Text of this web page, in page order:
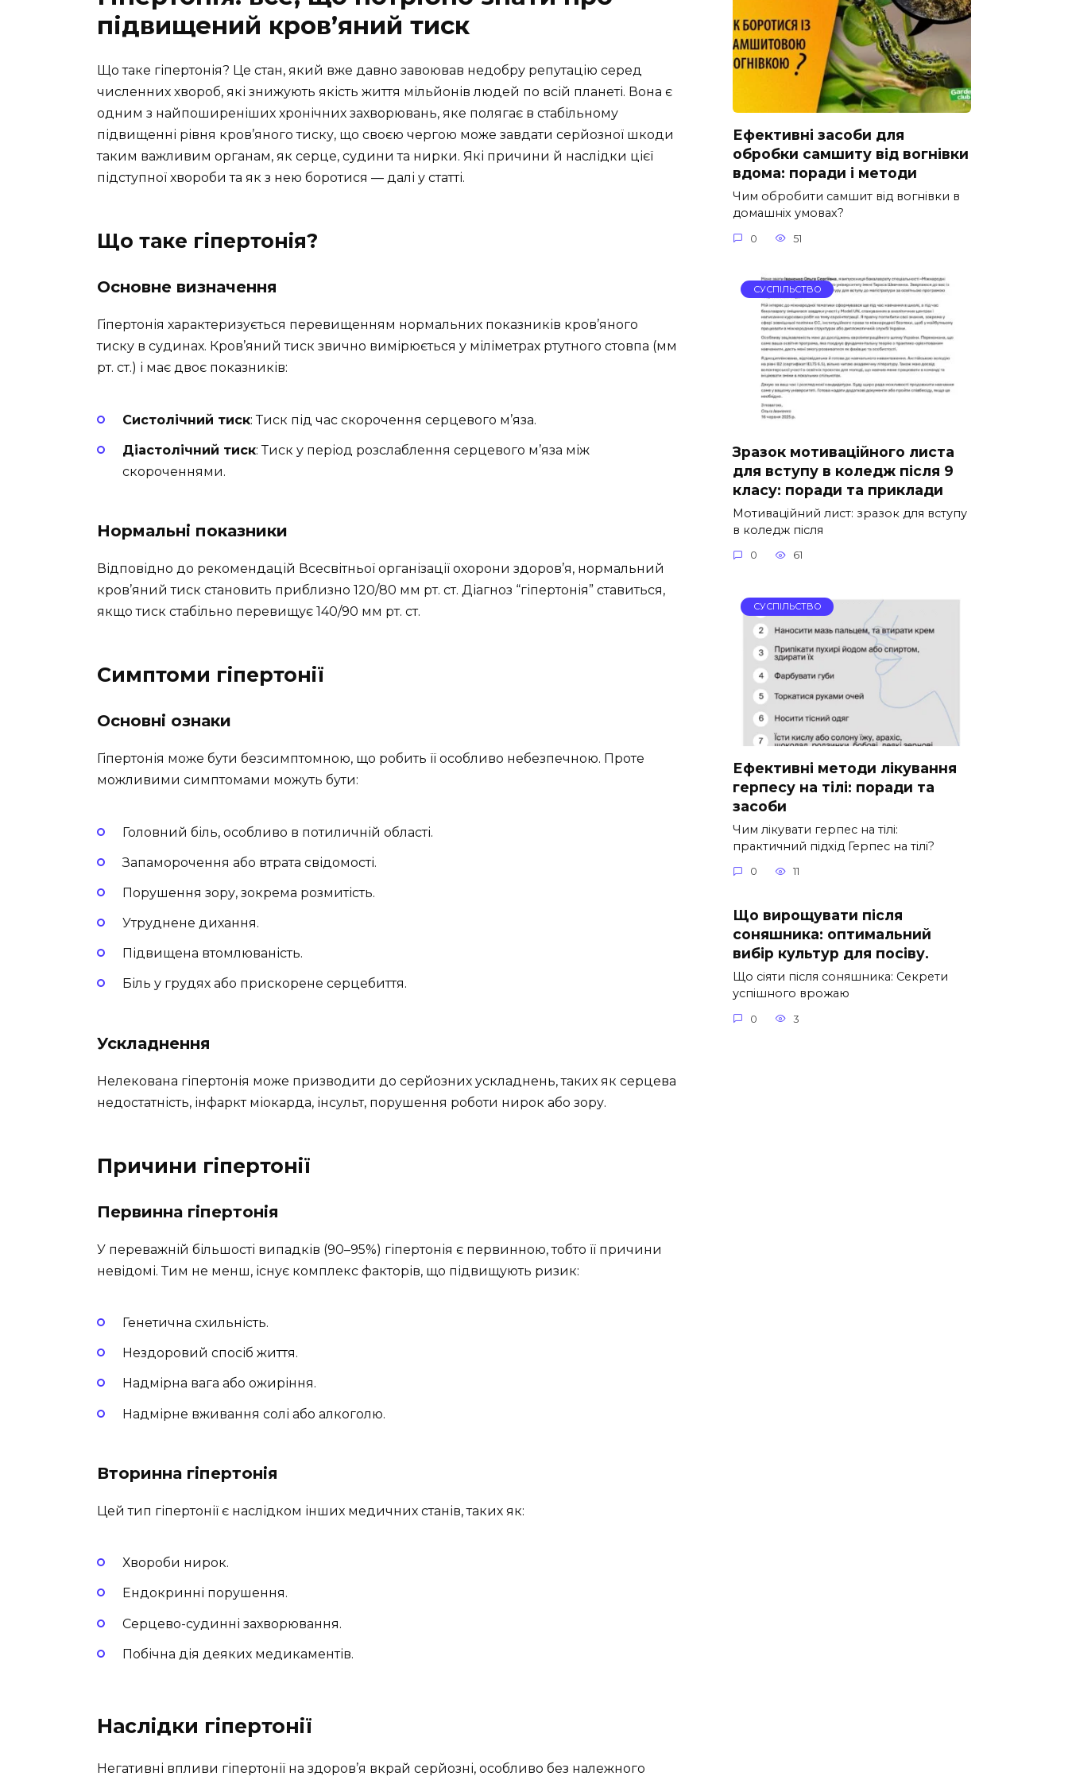
підвищений кров’яний тиск
Що таке гіпертонія? Це стан, який вже давно завоював недобру репутацію серед
численних хвороб, які знижують якість життя мільйонів людей по всій планеті. Вона є
одним з найпоширеніших хронічних захворювань, яке полягає в стабільному
підвищенні рівня кров’яного тиску, що своєю чергою може завдати серйозної шкоди
таким важливим органам, як серце, судини та нирки. Які причини й наслідки цієї
підступної хвороби та як з нею боротися — далі у статті.
Що таке гіпертонія?
Основне визначення
Гіпертонія характеризується перевищенням нормальних показників кров’яного
тиску в судинах. Кров’яний тиск звично вимірюється у міліметрах ртутного стовпа (мм
рт. ст.) і має двоє показників:
Систолічний тиск: Тиск під час скорочення серцевого м’яза.
Діастолічний тиск: Тиск у період розслаблення серцевого м’яза між
скороченнями.
Нормальні показники
Відповідно до рекомендацій Всесвітньої організації охорони здоров’я, нормальний
кров’яний тиск становить приблизно 120/80 мм рт. ст. Діагноз “гіпертонія” ставиться,
якщо тиск стабільно перевищує 140/90 мм рт. ст.
Симптоми гіпертонії
Основні ознаки
Гіпертонія може бути безсимптомною, що робить її особливо небезпечною. Проте
можливими симптомами можуть бути:
Головний біль, особливо в потиличній області.
Запаморочення або втрата свідомості.
Порушення зору, зокрема розмитість.
Утруднене дихання.
Підвищена втомлюваність.
Біль у грудях або прискорене серцебиття.
Ускладнення
Нелекована гіпертонія може призводити до серйозних ускладнень, таких як серцева
недостатність, інфаркт міокарда, інсульт, порушення роботи нирок або зору.
Причини гіпертонії
Первинна гіпертонія
У переважній більшості випадків (90–95%) гіпертонія є первинною, тобто її причини
невідомі. Тим не менш, існує комплекс факторів, що підвищують ризик:
Генетична схильність.
Нездоровий спосіб життя.
Надмірна вага або ожиріння.
Надмірне вживання солі або алкоголю.
Вторинна гіпертонія
Цей тип гіпертонії є наслідком інших медичних станів, таких як:
Хвороби нирок.
Ендокринні порушення.
Серцево-судинні захворювання.
Побічна дія деяких медикаментів.
Наслідки гіпертонії
Негативні впливи гіпертонії на здоров’я вкрай серйозні, особливо без належного
Ефективні засоби для
обробки самшиту від вогнівки
вдома: поради і методи
Чим обробити самшит від вогнівки в
домашніх умовах?
0 51
СУСПІЛЬСТВО
Зразок мотиваційного листа
для вступу в коледж після 9
класу: поради та приклади
Мотиваційний лист: зразок для вступу
в коледж після
0 61
СУСПІЛЬСТВО
Ефективні методи лікування
герпесу на тілі: поради та
засоби
Чим лікувати герпес на тілі:
практичний підхід Герпес на тілі?
0 11
Що вирощувати після
соняшника: оптимальний
вибір культур для посіву.
Що сіяти після соняшника: Секрети
успішного врожаю
0 3